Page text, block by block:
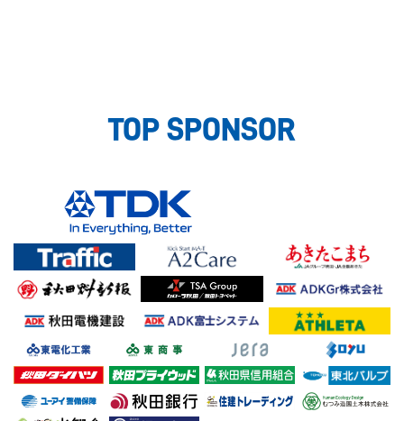
TOP SPONSOR